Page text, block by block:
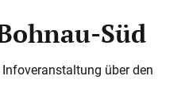
Süd
über den